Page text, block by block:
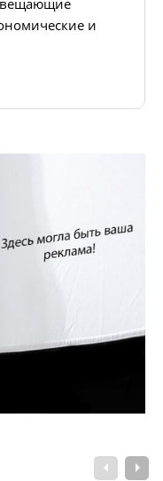
и